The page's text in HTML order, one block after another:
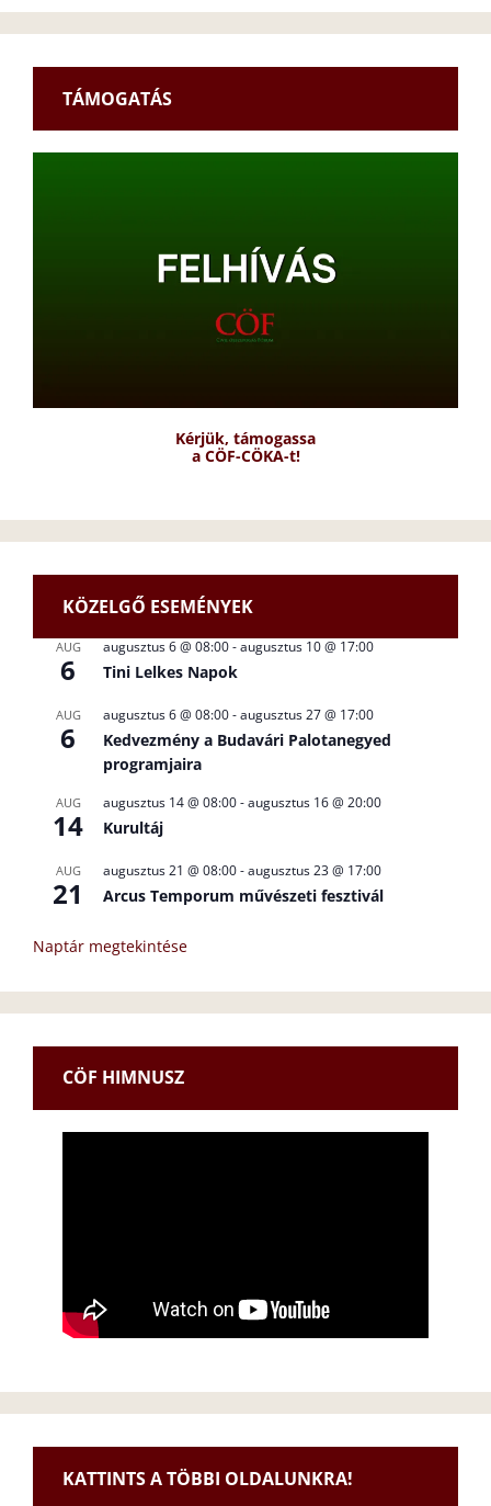
TÁMOGATÁS
Kérjük, támogassa
a CÖF-CÖKA-t!
KÖZELGŐ ESEMÉNYEK
AUG
6
augusztus 6 @ 08:00-augusztus 10 @ 17:00
Tini Lelkes Napok
AUG
6
augusztus 6 @ 08:00-augusztus 27 @ 17:00
Kedvezmény a Budavári Palotanegyed
programjaira
AUG
14
augusztus 14 @ 08:00-augusztus 16 @ 20:00
Kurultáj
AUG
21
augusztus 21 @ 08:00-augusztus 23 @ 17:00
Arcus Temporum művészeti fesztivál
Naptár megtekintése
CÖF HIMNUSZ
KATTINTS A TÖBBI OLDALUNKRA!